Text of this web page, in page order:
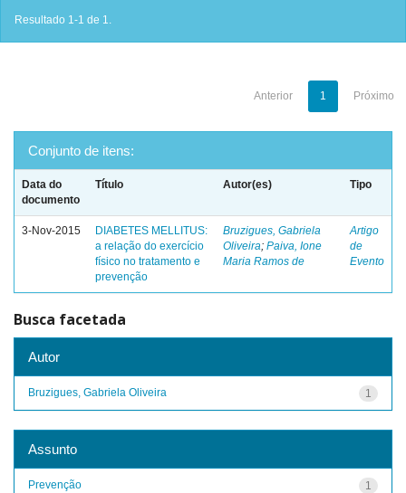
Resultado 1-1 de 1.
Anterior 1 Próximo
Conjunto de itens:
Data do
documento
Título Autor(es) Tipo
3-Nov-2015
DIABETES MELLITUS:
a relação do exercício
físico no tratamento e
prevenção
Bruzigues, Gabriela
Oliveira; Paiva, Ione
Maria Ramos de
Artigo
de
Evento
Busca facetada
Autor
1
Bruzigues, Gabriela Oliveira
Assunto
1
Prevenção